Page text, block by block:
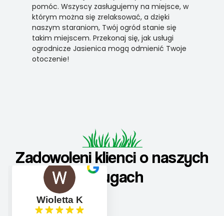
pomóc. Wszyscy zasługujemy na miejsce, w
którym można się zrelaksować, a dzięki
naszym staraniom, Twój ogród stanie się
takim miejscem. Przekonaj się, jak usługi
ogrodnicze Jasienica mogą odmienić Twoje
otoczenie!
Zadowoleni klienci o naszych
usługach
Wioletta K